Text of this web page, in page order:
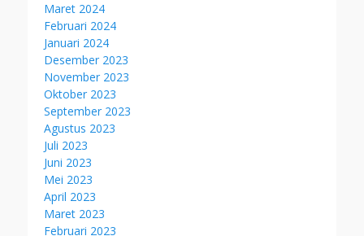
Maret 2024
Februari 2024
Januari 2024
Desember 2023
November 2023
Oktober 2023
September 2023
Agustus 2023
Juli 2023
Juni 2023
Mei 2023
April 2023
Maret 2023
Februari 2023